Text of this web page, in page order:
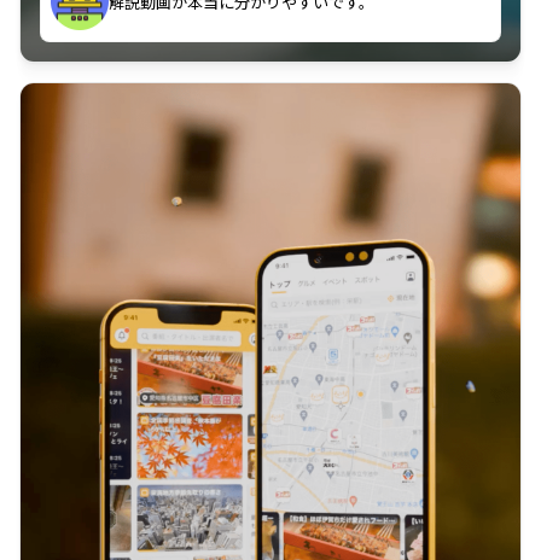
古文漢文を主に使わせていただいているが、復習する